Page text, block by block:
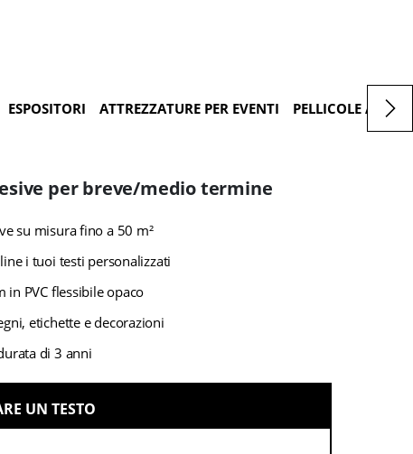
ESPOSITORI ATTREZZATURE PER EVENTI PELLICOLE
per breve/medio termine
su misura fino a 50 m²
i tuoi testi personalizzati
in PVC flessibile opaco
etichette e decorazioni
di 3 anni
UN TESTO